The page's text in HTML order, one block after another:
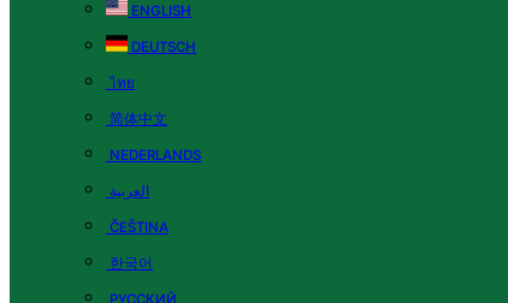
ENGLISH
DEUTSCH
ไทย
简体中文
NEDERLANDS
العربية
ČEŠTINA
한국어
РУССКИЙ